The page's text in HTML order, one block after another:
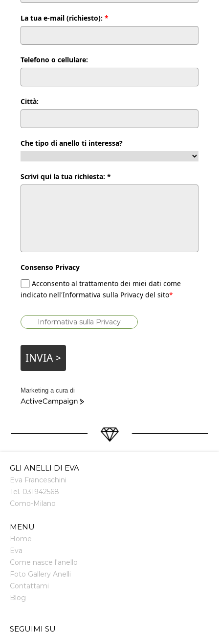
La tua e-mail (richiesto):*
Telefono o cellulare:
Città:
Che tipo di anello ti interessa?
Scrivi qui la tua richiesta: *
Consenso Privacy
Acconsento al trattamento dei miei dati come
indicato nell'Informativa sulla Privacy del sito*
Informativa sulla Privacy
INVIA >
Marketing a cura di
ActiveCampaign
GLI ANELLI DI EVA
Eva Franceschini
Tel. 031942568
Como-Milano
MENU
Home
Eva
Come nasce l'anello
Foto Gallery Anelli
Contattami
Blog
SEGUIMI SU